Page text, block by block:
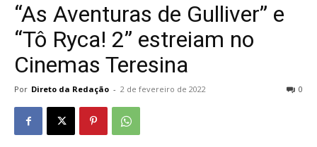
“As Aventuras de Gulliver” e
“Tô Ryca! 2” estreiam no
Cinemas Teresina
Por Direto da Redação - 2 de fevereiro de 2022 0